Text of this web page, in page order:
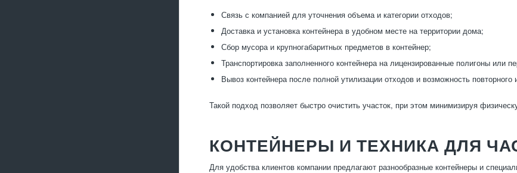
Связь с компанией для уточнения объема и категории отходов;
Доставка и установка контейнера в удобном месте на территории дома;
Сбор мусора и крупногабаритных предметов в контейнер;
Транспортировка заполненного контейнера на лицензированные полигоны или
Вывоз контейнера после полной утилизации отходов и возможность
Такой подход позволяет быстро очистить участок, при этом минимизируя
КОНТЕЙНЕРЫ И ТЕХНИКА ДЛЯ
Для удобства клиентов компании предлагают разнообразные контейнеры и